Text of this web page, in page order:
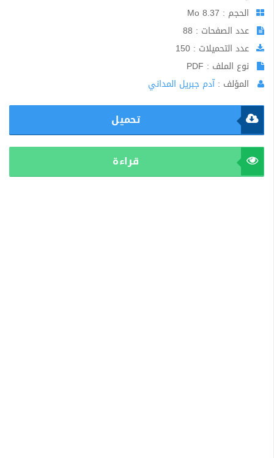
الحجم : 8.37 Mo
عدد الصفحات : 88
عدد التحميلات : 150
نوع الملف : PDF
المؤلف :آدم جبريل المداني
تحميل
قراءة